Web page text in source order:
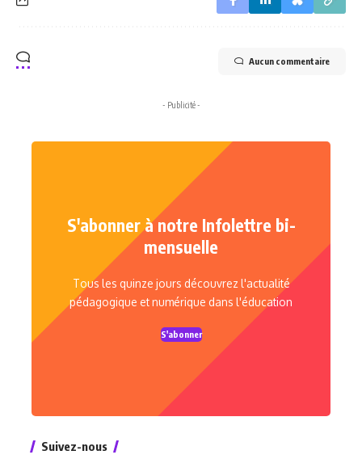
Aucun commentaire
- Publicité -
S'abonner à notre Infolettre bi-
mensuelle
Tous les quinze jours découvrez l'actualité
pédagogique et numérique dans l'éducation
S'abonner
Suivez-nous